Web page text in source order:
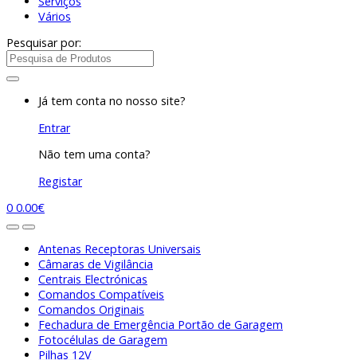
Vários
Pesquisar por:
Já tem conta no nosso site?
Entrar
Não tem uma conta?
Registar
0 0.00€
Antenas Receptoras Universais
Câmaras de Vigilância
Centrais Electrónicas
Comandos Compatíveis
Comandos Originais
Fechadura de Emergência Portão de Garagem
Fotocélulas de Garagem
Pilhas 12V